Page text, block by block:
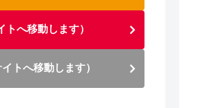
トへ移動します）
トへ移動します）